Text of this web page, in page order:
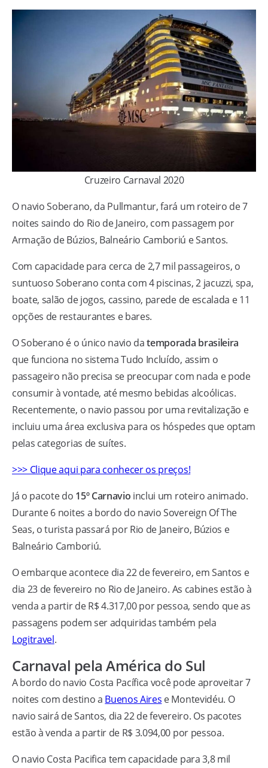
Cruzeiro Carnaval 2020
O navio Soberano, da Pullmantur, fará um roteiro de 7
noites saindo do Rio de Janeiro, com passagem por
Armação de Búzios, Balneário Camboriú e Santos.
Com capacidade para cerca de 2,7 mil passageiros, o
suntuoso Soberano conta com 4 piscinas, 2 jacuzzi, spa,
boate, salão de jogos, cassino, parede de escalada e 11
opções de restaurantes e bares.
O Soberano é o único navio datemporada brasileira
que funciona no sistema Tudo Incluído, assim o
passageiro não precisa se preocupar com nada e pode
consumir à vontade, até mesmo bebidas alcoólicas.
Recentemente, o navio passou por uma revitalização e
incluiu uma área exclusiva para os hóspedes que optam
pelas categorias de suítes.
>>> Clique aqui para conhecer os preços!
Já o pacote do 15º Carnavio inclui um roteiro animado.
Durante 6 noites a bordo do navio Sovereign Of The
Seas, o turista passará por Rio de Janeiro, Búzios e
Balneário Camboriú.
O embarque acontece dia 22 de fevereiro, em Santos e
dia 23 de fevereiro no Rio de Janeiro. As cabines estão à
venda a partir de R$ 4.317,00 por pessoa, sendo que as
passagens podem ser adquiridas também pela
Logitravel.
Carnaval pela América do Sul
A bordo do navio Costa Pacífica você pode aproveitar 7
noites com destino a Buenos Aires e Montevidéu. O
navio sairá de Santos, dia 22 de fevereiro. Os pacotes
estão à venda a partir de R$ 3.094,00 por pessoa.
O navio Costa Pacifica tem capacidade para 3,8 mil